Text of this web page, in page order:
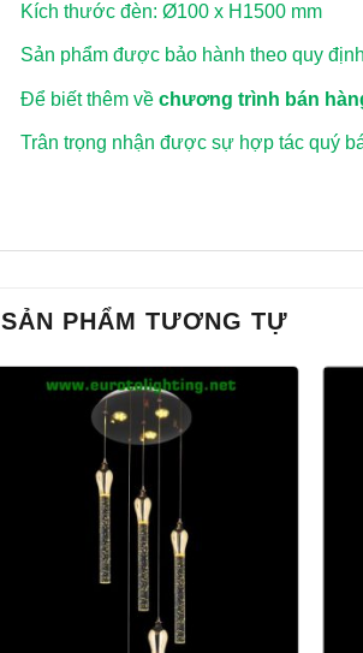
Kích thước đèn: Ø100 x H1500 mm
Sản phẩm được bảo hành theo quy
Để biết thêm về chương trình bán
Trân trọng nhận được sự hợp tác quý
SẢN PHẨM TƯƠNG TỰ